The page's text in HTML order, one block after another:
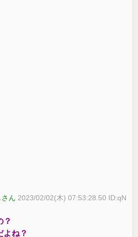
ん 2023/02/02(木) 07:53:28.50 ID:qN
？
よね？